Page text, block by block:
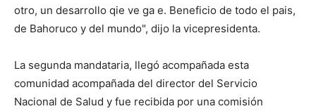
otro, un desarrollo qie ve ga e. Beneficio de todo el pais,
de Bahoruco y del mundo", dijo la vicepresidenta.
La segunda mandataria, llegó acompañada esta
comunidad acompañada del director del Servicio
Nacional de Salud y fue recibida por una comisión